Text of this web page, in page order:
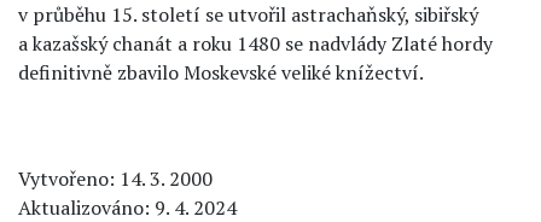
v průběhu 15. století se utvořil astrachaňský, sibiřský
a kazašský chanát a roku 1480 se nadvlády Zlaté hordy
definitivně zbavilo Moskevské veliké knížectví.
Vytvořeno: 14. 3. 2000
Aktualizováno: 9. 4. 2024